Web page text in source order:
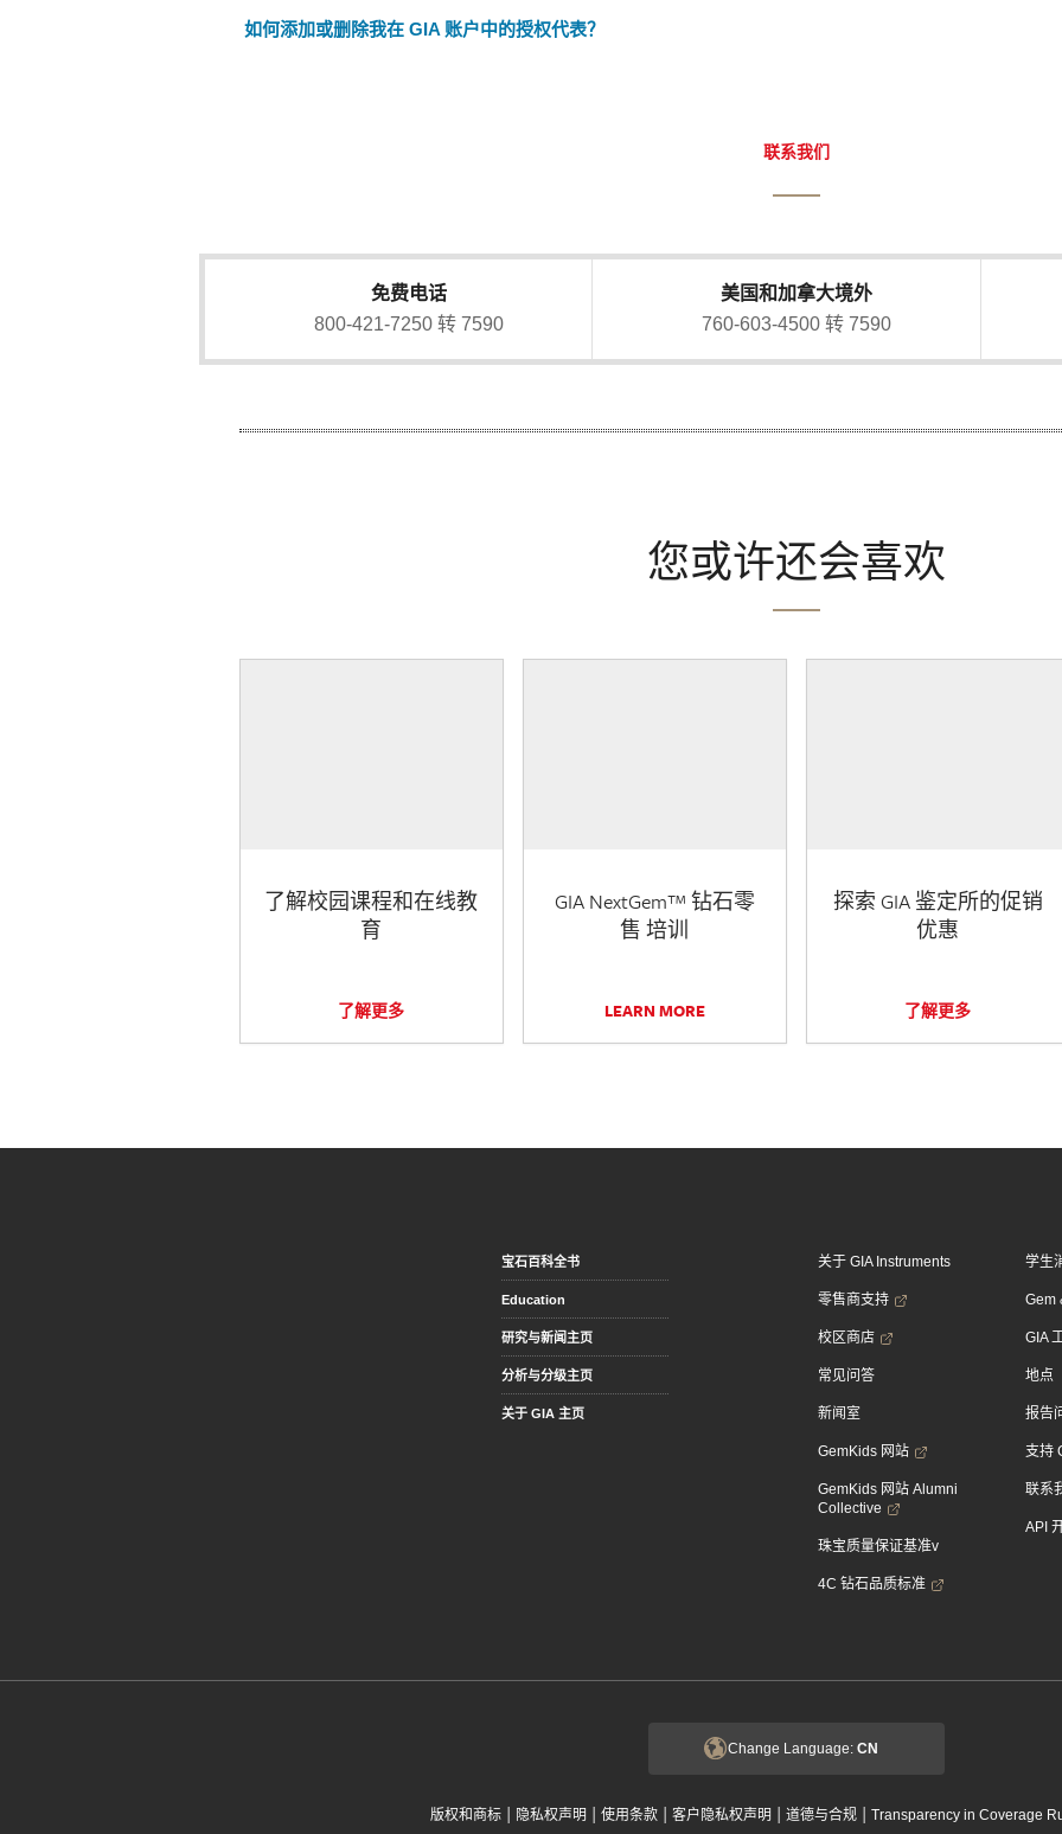
如何添加或删除我在 GIA 账户中的授权代表？
联系我们
免费电话
800-421-7250 转 7590
美国和加拿大境外
760-603-4500 转 7590
您或许还会喜欢
了解校园课程和在线教
育
了解更多
GIA NextGem™ 钻石零
售 培训
LEARN MORE
探索 GIA 鉴定所的促销
优惠
了解更多
宝石百科全书
Education
研究与新闻主页
分析与分级主页
关于 GIA 主页
关于 GIA Instruments
零售商支持
校区商店
常见问答
新闻室
GemKids 网站
GemKids 网站 Alumni
Collective
珠宝质量保证基准v
4C 钻石品质标准
学生
Gem
GIA
地点
报告
支持
联系
API
Change Language: CN
版权和商标 | 隐私权声明 | 使用条款 | 客户隐私权声明 | 道德与合规 | Transparency in Coverage